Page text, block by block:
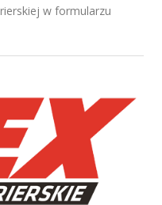
w formularzu